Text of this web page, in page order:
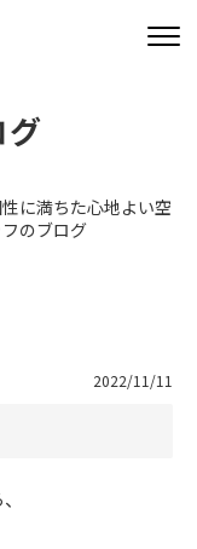
に満ちた心地よい空
のブログ
2022/11/11